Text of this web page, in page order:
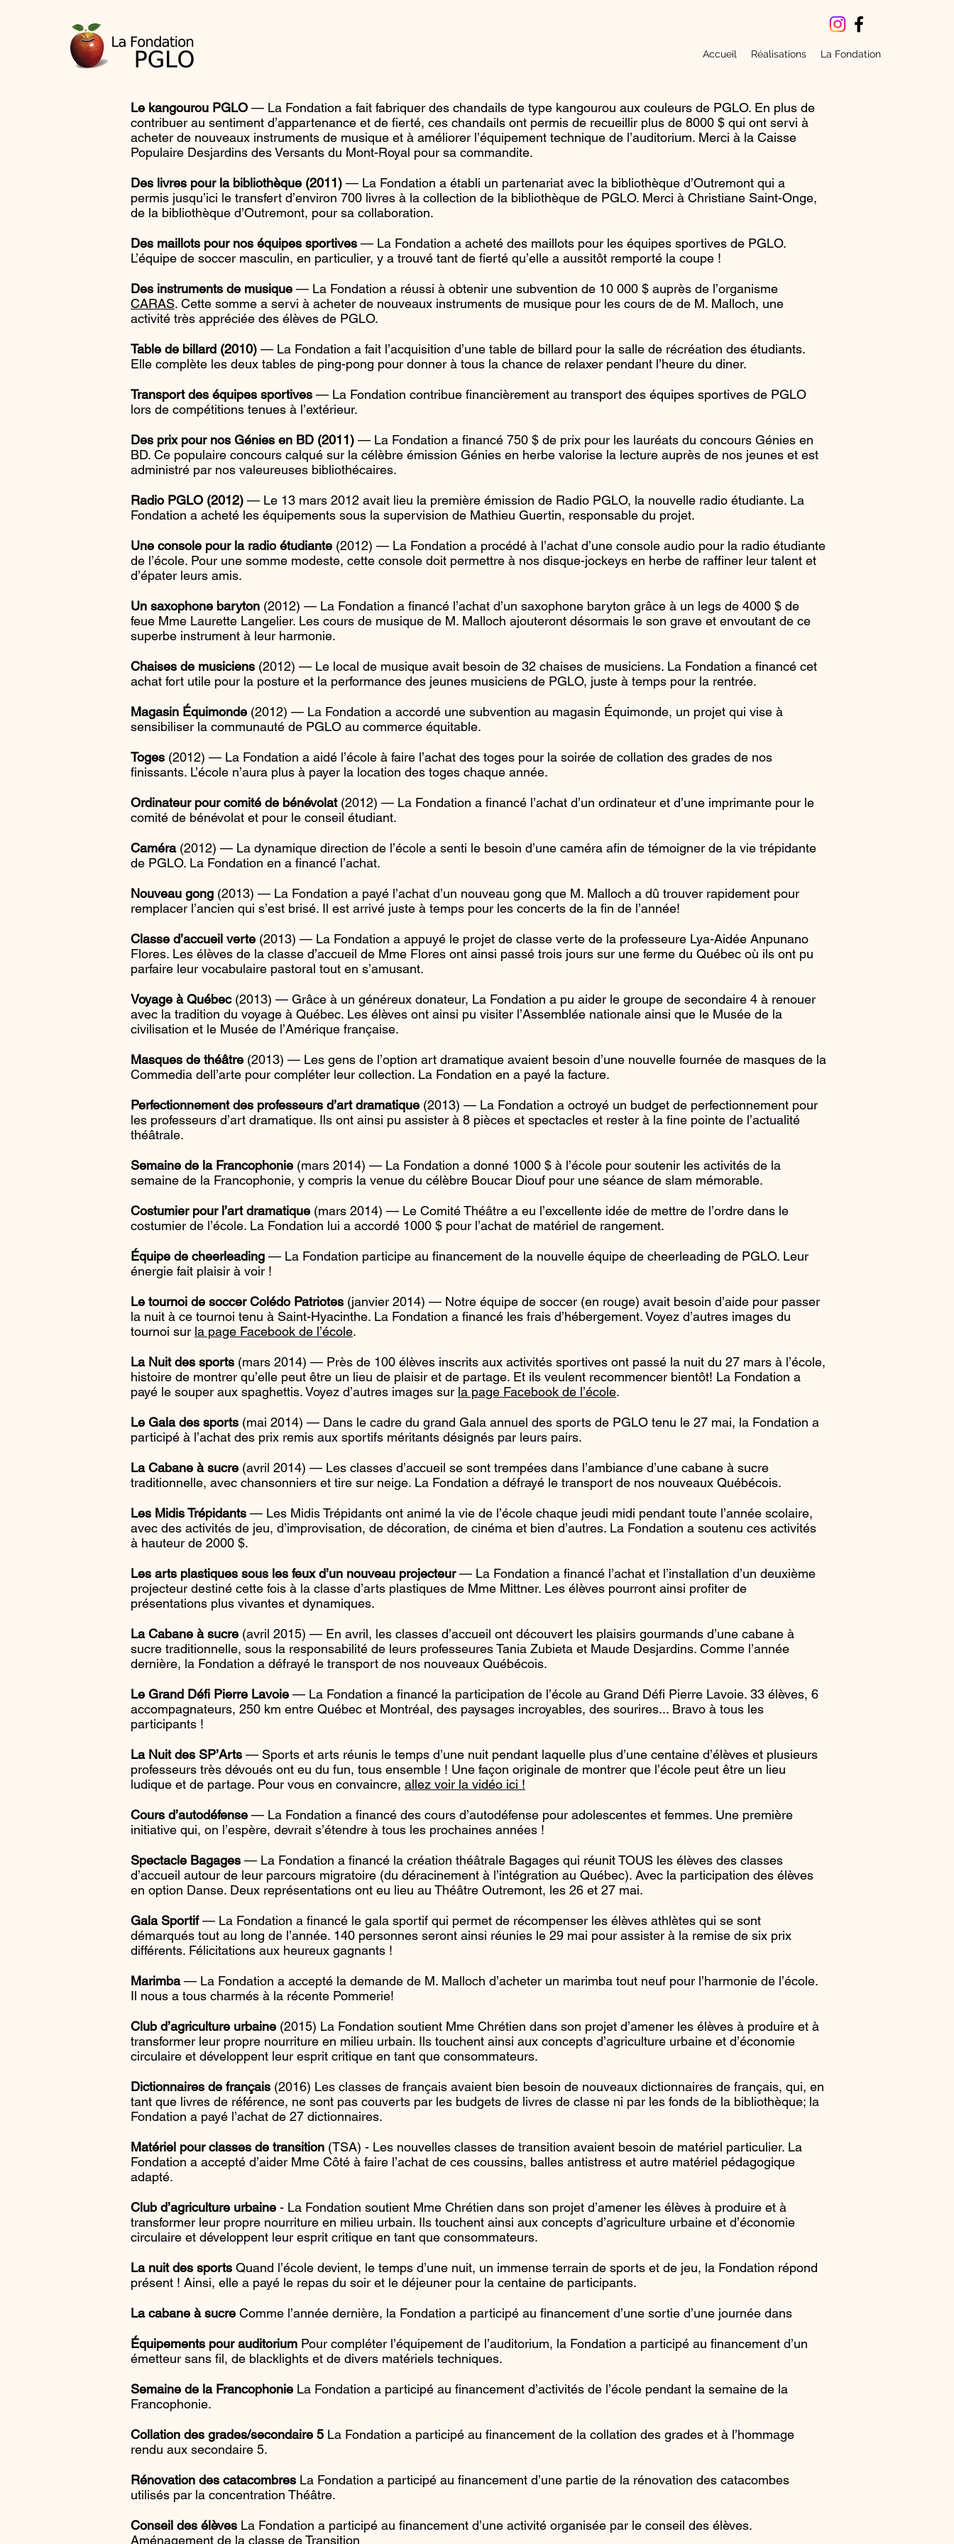
Accueil Réalisations La Fondation
Le kangourou PGLO — La Fondation a fait fabriquer des chandails de type kangourou aux couleurs de PGLO. En plus de
contribuer au sentiment d’appartenance et de fierté, ces chandails ont permis de recueillir plus de 8000 $ qui ont servi à
acheter de nouveaux instruments de musique et à améliorer l’équipement technique de l’auditorium. Merci à la Caisse
Populaire Desjardins des Versants du Mont-Royal pour sa commandite.
Des livres pour la bibliothèque (2011) — La Fondation a établi un partenariat avec la bibliothèque d’Outremont qui a
permis jusqu’ici le transfert d’environ 700 livres à la collection de la bibliothèque de PGLO. Merci à Christiane Saint-Onge,
de la bibliothèque d’Outremont, pour sa collaboration.
Des maillots pour nos équipes sportives — La Fondation a acheté des maillots pour les équipes sportives de PGLO.
L’équipe de soccer masculin, en particulier, y a trouvé tant de fierté qu’elle a aussitôt remporté la coupe !
Des instruments de musique — La Fondation a réussi à obtenir une subvention de 10 000 $ auprès de l’organisme
CARAS. Cette somme a servi à acheter de nouveaux instruments de musique pour les cours de de M. Malloch, une
activité très appréciée des élèves de PGLO.
Table de billard (2010) — La Fondation a fait l’acquisition d’une table de billard pour la salle de récréation des étudiants.
Elle complète les deux tables de ping-pong pour donner à tous la chance de relaxer pendant l’heure du diner.
Transport des équipes sportives — La Fondation contribue financièrement au transport des équipes sportives de PGLO
lors de compétitions tenues à l’extérieur.
Des prix pour nos Génies en BD (2011) — La Fondation a financé 750 $ de prix pour les lauréats du concours Génies en
BD. Ce populaire concours calqué sur la célèbre émission Génies en herbe valorise la lecture auprès de nos jeunes et est
administré par nos valeureuses bibliothécaires.
Radio PGLO (2012) — Le 13 mars 2012 avait lieu la première émission de Radio PGLO, la nouvelle radio étudiante. La
Fondation a acheté les équipements sous la supervision de Mathieu Guertin, responsable du projet.
Une console pour la radio étudiante (2012) — La Fondation a procédé à l’achat d’une console audio pour la radio étudiante
de l’école. Pour une somme modeste, cette console doit permettre à nos disque-jockeys en herbe de raffiner leur talent et
d’épater leurs amis.
Un saxophone baryton (2012) — La Fondation a financé l’achat d’un saxophone baryton grâce à un legs de 4000 $ de
feue Mme Laurette Langelier. Les cours de musique de M. Malloch ajouteront désormais le son grave et envoutant de ce
superbe instrument à leur harmonie.
Chaises de musiciens (2012) — Le local de musique avait besoin de 32 chaises de musiciens. La Fondation a financé cet
achat fort utile pour la posture et la performance des jeunes musiciens de PGLO, juste à temps pour la rentrée.
Magasin Équimonde (2012) — La Fondation a accordé une subvention au magasin Équimonde, un projet qui vise à
sensibiliser la communauté de PGLO au commerce équitable.
Toges (2012) — La Fondation a aidé l’école à faire l’achat des toges pour la soirée de collation des grades de nos
finissants. L’école n’aura plus à payer la location des toges chaque année.
Ordinateur pour comité de bénévolat(2012) — La Fondation a financé l’achat d’un ordinateur et d’une imprimante pour le
comité de bénévolat et pour le conseil étudiant.
Caméra (2012) — La dynamique direction de l’école a senti le besoin d’une caméra afin de témoigner de la vie trépidante
de PGLO. La Fondation en a financé l’achat.
Nouveau gong (2013) — La Fondation a payé l’achat d’un nouveau gong que M. Malloch a dû trouver rapidement pour
remplacer l’ancien qui s’est brisé. Il est arrivé juste à temps pour les concerts de la fin de l’année!
Classe d’accueil verte (2013) — La Fondation a appuyé le projet de classe verte de la professeure Lya-Aidée Anpunano
Flores. Les élèves de la classe d’accueil de Mme Flores ont ainsi passé trois jours sur une ferme du Québec où ils ont pu
parfaire leur vocabulaire pastoral tout en s’amusant.
Voyage à Québec (2013) — Grâce à un généreux donateur, La Fondation a pu aider le groupe de secondaire 4 à renouer
avec la tradition du voyage à Québec. Les élèves ont ainsi pu visiter l’Assemblée nationale ainsi que le Musée de la
civilisation et le Musée de l’Amérique française.
Masques de théâtre (2013) — Les gens de l’option art dramatique avaient besoin d’une nouvelle fournée de masques de la
Commedia dell’arte pour compléter leur collection. La Fondation en a payé la facture.
Perfectionnement des professeurs d’art dramatique (2013) — La Fondation a octroyé un budget de perfectionnement pour
les professeurs d’art dramatique. Ils ont ainsi pu assister à 8 pièces et spectacles et rester à la fine pointe de l’actualité
théâtrale.
Semaine de la Francophonie (mars 2014) — La Fondation a donné 1000 $ à l’école pour soutenir les activités de la
semaine de la Francophonie, y compris la venue du célèbre Boucar Diouf pour une séance de slam mémorable.
Costumier pour l’art dramatique (mars 2014) — Le Comité Théâtre a eu l’excellente idée de mettre de l’ordre dans le
costumier de l’école. La Fondation lui a accordé 1000 $ pour l’achat de matériel de rangement.
Équipe de cheerleading — La Fondation participe au financement de la nouvelle équipe de cheerleading de PGLO. Leur
énergie fait plaisir à voir !
Le tournoi de soccer Colédo Patriotes (janvier 2014) — Notre équipe de soccer (en rouge) avait besoin d’aide pour passer
la nuit à ce tournoi tenu à Saint-Hyacinthe. La Fondation a financé les frais d’hébergement. Voyez d’autres images du
tournoi sur la page Facebook de l’école.
La Nuit des sports (mars 2014) — Près de 100 élèves inscrits aux activités sportives ont passé la nuit du 27 mars à l’école,
histoire de montrer qu’elle peut être un lieu de plaisir et de partage. Et ils veulent recommencer bientôt! La Fondation a
payé le souper aux spaghettis. Voyez d’autres images sur la page Facebook de l’école.
Le Gala des sports (mai 2014) — Dans le cadre du grand Gala annuel des sports de PGLO tenu le 27 mai, la Fondation a
participé à l’achat des prix remis aux sportifs méritants désignés par leurs pairs.
La Cabane à sucre (avril 2014) — Les classes d’accueil se sont trempées dans l’ambiance d’une cabane à sucre
traditionnelle, avec chansonniers et tire sur neige. La Fondation a défrayé le transport de nos nouveaux Québécois.
Les Midis Trépidants — Les Midis Trépidants ont animé la vie de l’école chaque jeudi midi pendant toute l’année scolaire,
avec des activités de jeu, d’improvisation, de décoration, de cinéma et bien d’autres. La Fondation a soutenu ces activités
à hauteur de 2000 $.
Les arts plastiques sous les feux d’un nouveau projecteur— La Fondation a financé l’achat et l’installation d’un deuxième
projecteur destiné cette fois à la classe d’arts plastiques de Mme Mittner. Les élèves pourront ainsi profiter de
présentations plus vivantes et dynamiques.
La Cabane à sucre (avril 2015) — En avril, les classes d’accueil ont découvert les plaisirs gourmands d’une cabane à
sucre traditionnelle, sous la responsabilité de leurs professeures Tania Zubieta et Maude Desjardins. Comme l’année
dernière, la Fondation a défrayé le transport de nos nouveaux Québécois.
Le Grand Défi Pierre Lavoie — La Fondation a financé la participation de l’école au Grand Défi Pierre Lavoie. 33 élèves, 6
accompagnateurs, 250 km entre Québec et Montréal, des paysages incroyables, des sourires... Bravo à tous les
participants !
La Nuit des SP’Arts — Sports et arts réunis le temps d’une nuit pendant laquelle plus d’une centaine d’élèves et plusieurs
professeurs très dévoués ont eu du fun, tous ensemble ! Une façon originale de montrer que l’école peut être un lieu
ludique et de partage. Pour vous en convaincre, allez voir la vidéo ici !
Cours d’autodéfense — La Fondation a financé des cours d’autodéfense pour adolescentes et femmes. Une première
initiative qui, on l’espère, devrait s’étendre à tous les prochaines années !
Spectacle Bagages — La Fondation a financé la création théâtrale Bagages qui réunit TOUS les élèves des classes
d’accueil autour de leur parcours migratoire (du déracinement à l’intégration au Québec). Avec la participation des élèves
en option Danse. Deux représentations ont eu lieu au Théâtre Outremont, les 26 et 27 mai.
Gala Sportif— La Fondation a financé le gala sportif qui permet de récompenser les élèves athlètes qui se sont
démarqués tout au long de l’année. 140 personnes seront ainsi réunies le 29 mai pour assister à la remise de six prix
différents. Félicitations aux heureux gagnants !
Marimba— La Fondation a accepté la demande de M. Malloch d’acheter un marimba tout neuf pour l’harmonie de l’école.
Il nous a tous charmés à la récente Pommerie!
Club d’agriculture urbaine (2015) La Fondation soutient Mme Chrétien dans son projet d’amener les élèves à produire et à
transformer leur propre nourriture en milieu urbain. Ils touchent ainsi aux concepts d’agriculture urbaine et d’économie
circulaire et développent leur esprit critique en tant que consommateurs.
Dictionnaires de français (2016) Les classes de français avaient bien besoin de nouveaux dictionnaires de français, qui, en
tant que livres de référence, ne sont pas couverts par les budgets de livres de classe ni par les fonds de la bibliothèque; la
Fondation a payé l’achat de 27 dictionnaires.
Matériel pour classes de transition (TSA) - Les nouvelles classes de transition avaient besoin de matériel particulier. La
Fondation a accepté d’aider Mme Côté à faire l’achat de ces coussins, balles antistress et autre matériel pédagogique
adapté.
Club d’agriculture urbaine - La Fondation soutient Mme Chrétien dans son projet d’amener les élèves à produire et à
transformer leur propre nourriture en milieu urbain. Ils touchent ainsi aux concepts d’agriculture urbaine et d’économie
circulaire et développent leur esprit critique en tant que consommateurs.
La nuit des sports Quand l’école devient, le temps d’une nuit, un immense terrain de sports et de jeu, la Fondation répond
présent ! Ainsi, elle a payé le repas du soir et le déjeuner pour la centaine de participants.
La cabane à sucre Comme l’année dernière, la Fondation a participé au financement d’une sortie d’une journée dans
Équipements pour auditorium Pour compléter l’équipement de l’auditorium, la Fondation a participé au financement d’un
émetteur sans fil, de blacklights et de divers matériels techniques.
Semaine de la Francophonie La Fondation a participé au financement d’activités de l’école pendant la semaine de la
Francophonie.
Collation des grades/secondaire 5 La Fondation a participé au financement de la collation des grades et à l’hommage
rendu aux secondaire 5.
Rénovation des catacombres La Fondation a participé au financement d’une partie de la rénovation des catacombes
utilisés par la concentration Théâtre.
Conseil des élèves La Fondation a participé au financement d’une activité organisée par le conseil des élèves.
Aménagement de la classe de Transition